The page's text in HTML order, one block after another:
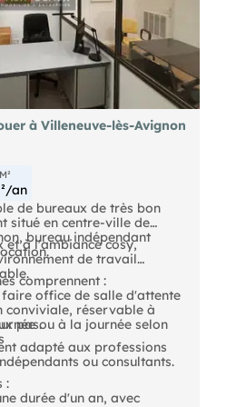
à Villeneuve-lès-Avignon
an
de bureaux de très bon
situé en centre-ville de
bureau indépendant
et à l'ambiance cosy,
de travail
comprennent :
faire office de salle d'attente
conviviale, réservable à
ou à la journée selon
pas.
adapté aux professions
ou consultants.
:
durée d'un an, avec